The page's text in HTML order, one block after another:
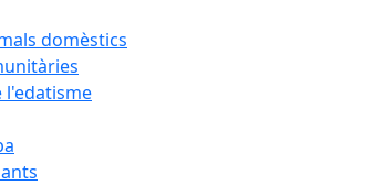
domèstics
l'edatisme